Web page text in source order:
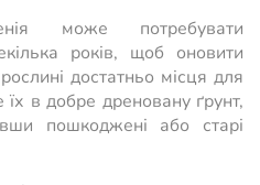
може потребувати
років, щоб оновити
достатньо місця для
в добре дреновану ґрунт,
пошкоджені або старі